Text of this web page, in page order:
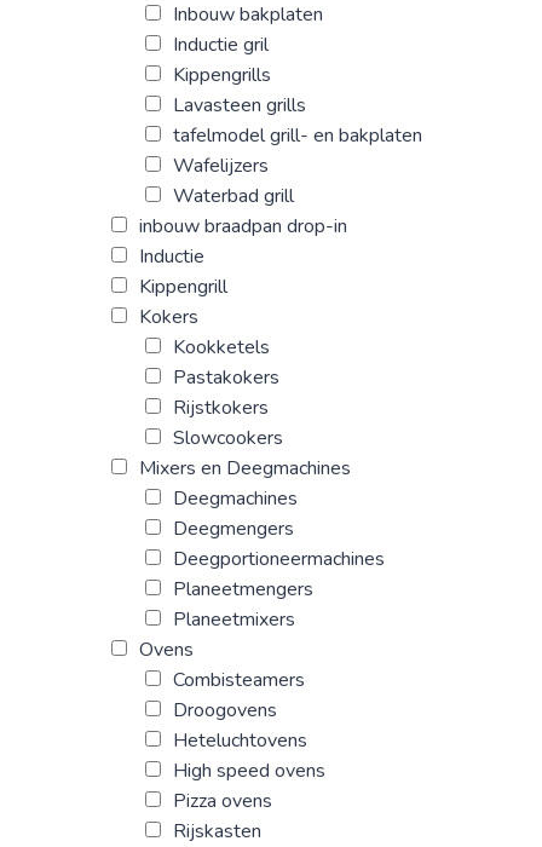
Inbouw bakplaten
Inductie gril
Kippengrills
Lavasteen grills
tafelmodel grill- en bakplaten
Wafelijzers
Waterbad grill
inbouw braadpan drop-in
Inductie
Kippengrill
Kokers
Kookketels
Pastakokers
Rijstkokers
Slowcookers
Mixers en Deegmachines
Deegmachines
Deegmengers
Deegportioneermachines
Planeetmengers
Planeetmixers
Ovens
Combisteamers
Droogovens
Heteluchtovens
High speed ovens
Pizza ovens
Rijskasten